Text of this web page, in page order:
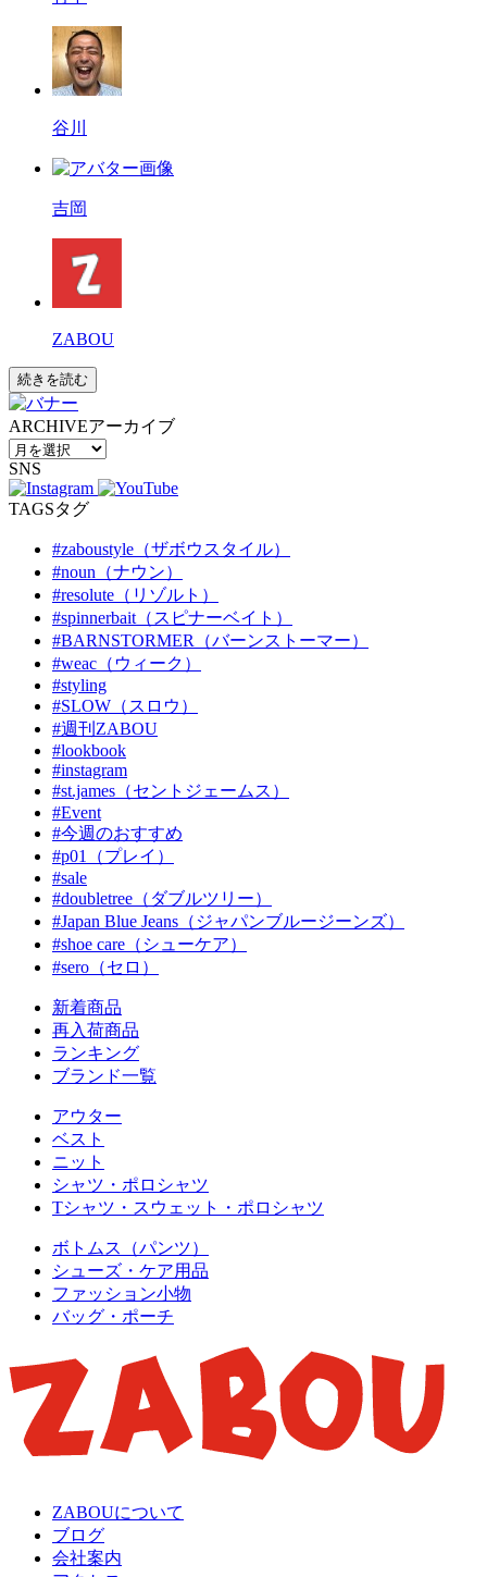
谷川
吉岡
ZABOU
続きを読む
ARCHIVEアーカイブ
SNS
TAGSタグ
#zaboustyle（ザボウスタイル）
#noun（ナウン）
#resolute（リゾルト）
#spinnerbait（スピナーベイト）
#BARNSTORMER（バーンストーマー）
#weac（ウィーク）
#styling
#SLOW（スロウ）
#週刊ZABOU
#lookbook
#instagram
#st.james（セントジェームス）
#Event
#今週のおすすめ
#p01（プレイ）
#sale
#doubletree（ダブルツリー）
#Japan Blue Jeans（ジャパンブルージーンズ）
#shoe care（シューケア）
#sero（セロ）
新着商品
再入荷商品
ランキング
ブランド一覧
アウター
ベスト
ニット
シャツ・ポロシャツ
Tシャツ・スウェット・ポロシャツ
ボトムス（パンツ）
シューズ・ケア用品
ファッション小物
バッグ・ポーチ
ZABOUについて
ブログ
会社案内